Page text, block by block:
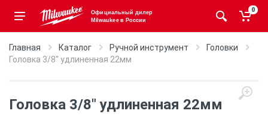
Официальный дилер
Milwaukee в России
0
Главная Каталог Ручной инструмент
Головки
Головка 3/8" удлиненная 22мм
Головка 3/8" удлиненная 22мм